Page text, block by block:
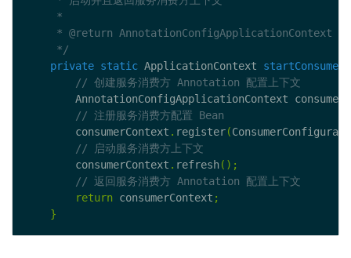
     */
private static ApplicationContext
AnnotationConfigApplicationContext
        consumerContext
. register(
        consumerContext
. refresh();
return consumerContext ;
}